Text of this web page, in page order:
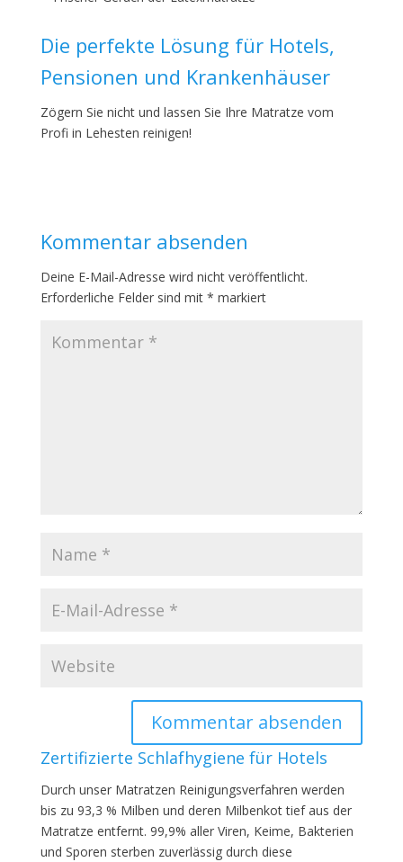
Die perfekte Lösung für Hotels,
Pensionen und Krankenhäuser
Zögern Sie nicht und lassen Sie Ihre Matratze vom
Profi in Lehesten reinigen!
Kommentar absenden
Deine E-Mail-Adresse wird nicht veröffentlicht.
Erforderliche Felder sind mit * markiert
Zertifizierte Schlafhygiene für Hotels
Durch unser Matratzen Reinigungsverfahren werden
bis zu 93,3 % Milben und deren Milbenkot tief aus der
Matratze entfernt. 99,9% aller Viren, Keime, Bakterien
und Sporen sterben zuverlässig durch diese